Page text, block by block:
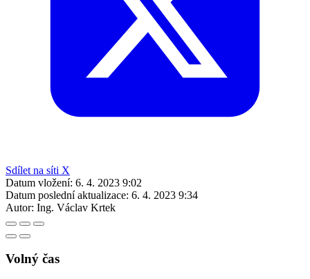
Sdílet na síti X
Datum vložení: 6. 4. 2023 9:02
Datum poslední aktualizace: 6. 4. 2023 9:34
Autor: Ing. Václav Krtek
Volný čas